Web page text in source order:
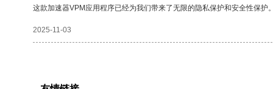
这款加速器VPM应用程序已经为我们带来了无限的隐私保护和安全性保护
2025-11-03